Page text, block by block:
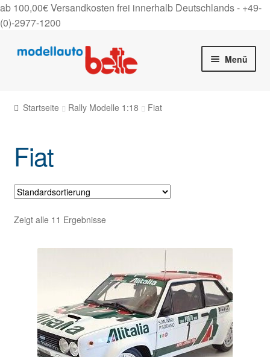
ab 100,00€ Versandkosten frei innerhalb Deutschlands - +49-
(0)-2977-1200
Zur
Zum
Menü
Gutscheine
Über uns
On Tour
Kontakt
Startseite Rally Modelle 1:18 Fiat
Fiat
Zeigt alle 11 Ergebnisse